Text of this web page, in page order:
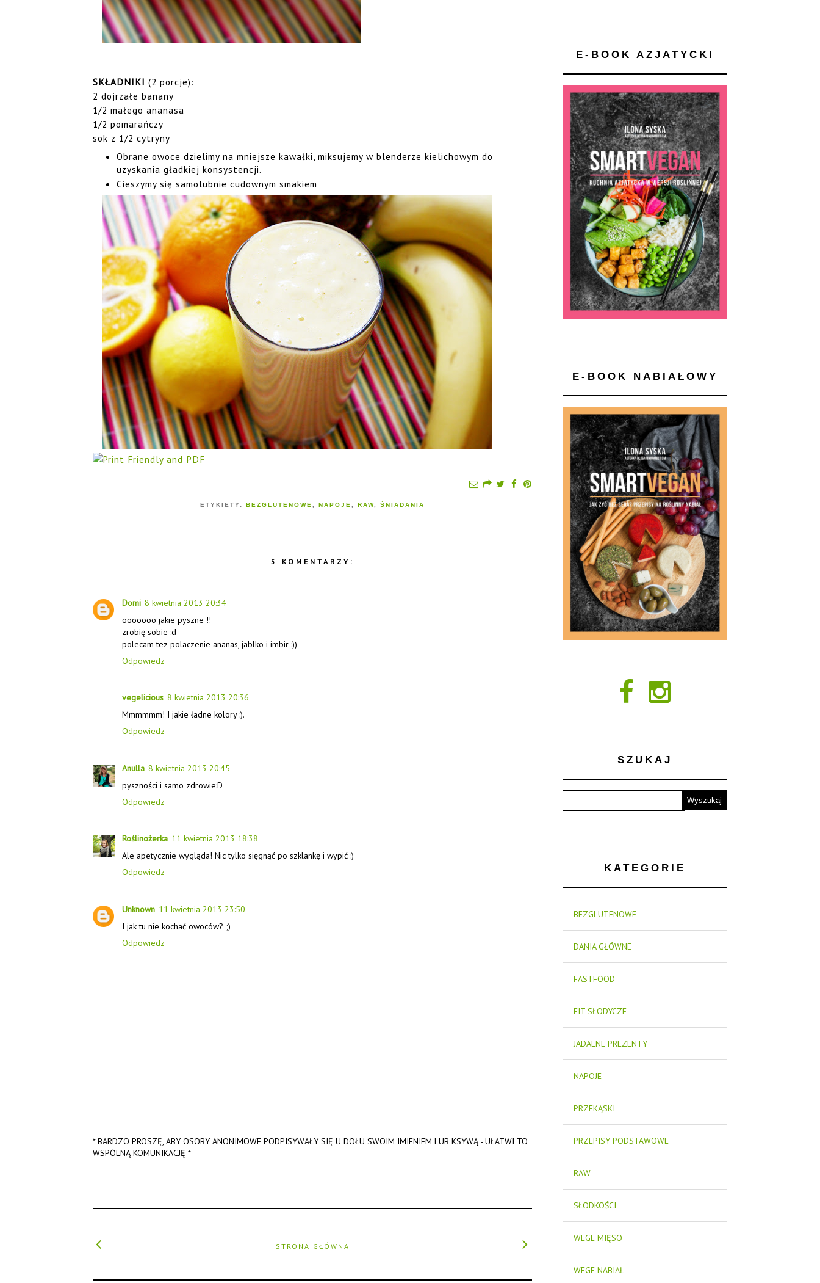
SKŁADNIKI (2 porcje):
2 dojrzałe banany
1/2 małego ananasa
1/2 pomarańczy
sok z 1/2 cytryny
Obrane owoce dzielimy na mniejsze kawałki, miksujemy w blenderze kielichowym do
uzyskania gładkiej konsystencji.
Cieszymy się samolubnie cudownym smakiem
ETYKIETY: BEZGLUTENOWE NAPOJE RAW ŚNIADANIA
5 KOMENTARZY:
Domi 8 kwietnia 2013 20:34
ooooooo jakie pyszne !!
zrobię sobie :d
polecam tez polaczenie ananas, jablko i imbir :))
Odpowiedz
vegelicious 8 kwietnia 2013 20:36
Mmmmmm! I jakie ładne kolory :).
Odpowiedz
Anulla 8 kwietnia 2013 20:45
pyszności i samo zdrowie:D
Odpowiedz
Roślinożerka 11 kwietnia 2013 18:38
Ale apetycznie wygląda! Nic tylko sięgnąć po szklankę i wypić :)
Odpowiedz
Unknown 11 kwietnia 2013 23:50
I jak tu nie kochać owoców? ;)
Odpowiedz
* BARDZO PROSZĘ, ABY OSOBY ANONIMOWE PODPISYWAŁY SIĘ U DOŁU SWOIM IMIENIEM LUB KSYWĄ - UŁATWI TO
WSPÓLNĄ KOMUNIKACJĘ *
STRONA GŁÓWNA
E-BOOK AZJATYCKI
E-BOOK NABIAŁOWY
SZUKAJ
KATEGORIE
BEZGLUTENOWE
DANIA GŁÓWNE
FASTFOOD
FIT SŁODYCZE
JADALNE PREZENTY
NAPOJE
PRZEKĄSKI
PRZEPISY PODSTAWOWE
RAW
SŁODKOŚCI
WEGE MIĘSO
WEGE NABIAŁ